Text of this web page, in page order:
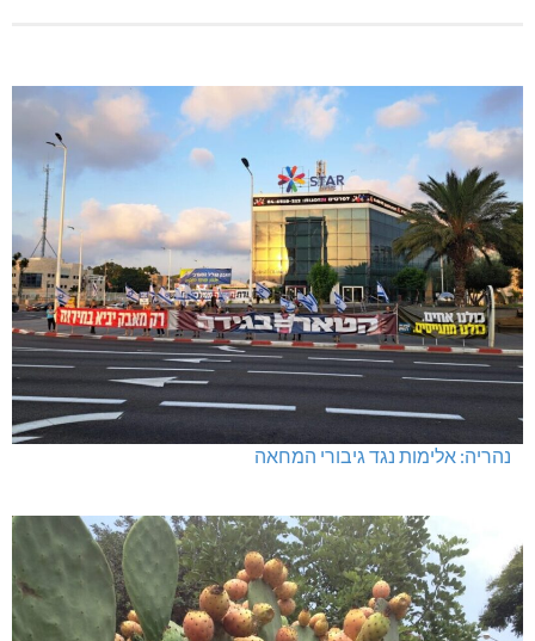
נהריה: אלימות נגד גיבורי המחאה